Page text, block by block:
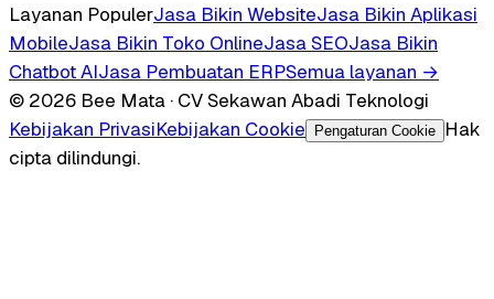
Layanan PopulerJasa Bikin WebsiteJasa Bikin Aplikasi
MobileJasa Bikin Toko OnlineJasa SEOJasa Bikin
Chatbot AIJasa Pembuatan ERPSemua layanan →
© 2026 Bee Mata · CV Sekawan Abadi Teknologi
Kebijakan PrivasiKebijakan Cookie Pengaturan Cookie
Hak
cipta dilindungi.